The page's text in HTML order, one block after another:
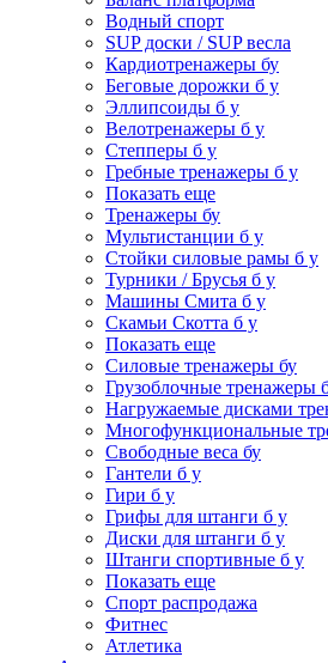
Водный спорт
SUP доски / SUP весла
Кардиотренажеры бу
Беговые дорожки б у
Эллипсоиды б у
Велотренажеры б у
Степперы б у
Гребные тренажеры б у
Показать еще
Тренажеры бу
Мультистанции б у
Стойки силовые рамы б у
Турники / Брусья б у
Машины Смита б у
Скамьи Скотта б у
Показать еще
Силовые тренажеры бу
Грузоблочные тренажеры
Нагружаемые дисками
Многофункциональные
Свободные веса бу
Гантели б у
Гири б у
Грифы для штанги б у
Диски для штанги б у
Штанги спортивные б у
Показать еще
Спорт распродажа
Фитнес
Атлетика